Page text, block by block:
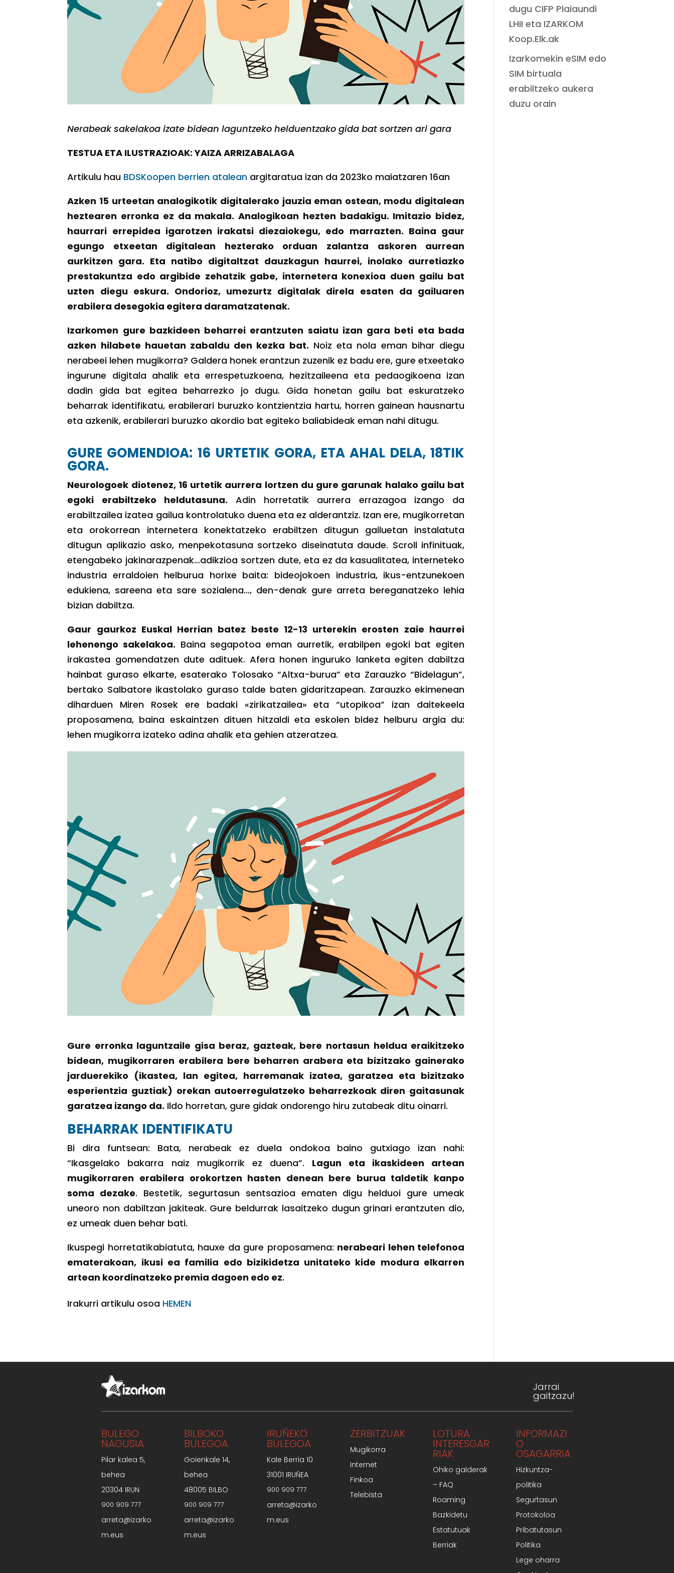
Nerabeak sakelakoa izate bidean laguntzeko helduentzako gida bat sortzen ari gara
TESTUA ETA ILUSTRAZIOAK: YAIZA ARRIZABALAGA
Artikulu hau BDSKoopen berrien atalean argitaratua izan da 2023ko maiatzaren 16an
Azken 15 urteetan analogikotik digitalerako jauzia eman ostean, modu digitalean
heztearen erronka ez da makala. Analogikoan hezten badakigu. Imitazio bidez,
haurrari errepidea igarotzen irakatsi diezaiokegu, edo marrazten. Baina gaur
egungo etxeetan digitalean hezterako orduan zalantza askoren aurrean
aurkitzen gara. Eta natibo digitaltzat dauzkagun haurrei, inolako aurretiazko
prestakuntza edo argibide zehatzik gabe, internetera konexioa duen gailu bat
uzten diegu eskura. Ondorioz, umezurtz digitalak direla esaten da gailuaren
erabilera desegokia egitera daramatzatenak.
Izarkomen gure bazkideen beharrei erantzuten saiatu izan gara beti eta bada
azken hilabete hauetan zabaldu den kezka bat. Noiz eta nola eman bihar diegu
nerabeei lehen mugikorra? Galdera honek erantzun zuzenik ez badu ere, gure etxeetako
ingurune digitala ahalik eta errespetuzkoena, hezitzaileena eta pedaogikoena izan
dadin gida bat egitea beharrezko jo dugu. Gida honetan gailu bat eskuratzeko
beharrak identifikatu, erabilerari buruzko kontzientzia hartu, horren gainean hausnartu
eta azkenik, erabilerari buruzko akordio bat egiteko baliabideak eman nahi ditugu.
GURE GOMENDIOA: 16 URTETIK GORA, ETA AHAL DELA, 18TIK
GORA.
Neurologoek diotenez, 16 urtetik aurrera lortzen du gure garunak halako gailu bat
egoki erabiltzeko heldutasuna. Adin horretatik aurrera errazagoa izango da
erabiltzailea izatea gailua kontrolatuko duena eta ez alderantziz. Izan ere, mugikorretan
eta orokorrean internetera konektatzeko erabiltzen ditugun gailuetan instalatuta
ditugun aplikazio asko, menpekotasuna sortzeko diseinatuta daude. Scroll infinituak,
etengabeko jakinarazpenak…adikzioa sortzen dute, eta ez da kasualitatea, interneteko
industria erraldoien helburua horixe baita: bideojokoen industria, ikus-entzunekoen
edukiena, sareena eta sare sozialena…, den-denak gure arreta bereganatzeko lehia
bizian dabiltza.
Gaur gaurkoz Euskal Herrian batez beste 12-13 urterekin erosten zaie haurrei
lehenengo sakelakoa. Baina segapotoa eman aurretik, erabilpen egoki bat egiten
irakastea gomendatzen dute adituek. Afera honen inguruko lanketa egiten dabiltza
hainbat guraso elkarte, esaterako Tolosako “Altxa-burua” eta Zarauzko “Bidelagun”,
bertako Salbatore ikastolako guraso talde baten gidaritzapean. Zarauzko ekimenean
diharduen Miren Rosek ere badaki «zirikatzailea» eta “utopikoa” izan daitekeela
proposamena, baina eskaintzen dituen hitzaldi eta eskolen bidez helburu argia du:
lehen mugikorra izateko adina ahalik eta gehien atzeratzea.
Gure erronka laguntzaile gisa beraz, gazteak, bere nortasun heldua eraikitzeko
bidean, mugikorraren erabilera bere beharren arabera eta bizitzako gainerako
jarduerekiko (ikastea, lan egitea, harremanak izatea, garatzea eta bizitzako
esperientzia guztiak) orekan autoerregulatzeko beharrezkoak diren gaitasunak
garatzea izango da. Ildo horretan, gure gidak ondorengo hiru zutabeak ditu oinarri.
BEHARRAK IDENTIFIKATU
Bi dira funtsean: Bata, nerabeak ez duela ondokoa baino gutxiago izan nahi:
“Ikasgelako bakarra naiz mugikorrik ez duena”. Lagun eta ikaskideen artean
mugikorraren erabilera orokortzen hasten denean bere burua taldetik kanpo
soma dezake. Bestetik, segurtasun sentsazioa ematen digu helduoi gure umeak
uneoro non dabiltzan jakiteak. Gure beldurrak lasaitzeko dugun grinari erantzuten dio,
ez umeak duen behar bati.
Ikuspegi horretatikabiatuta, hauxe da gure proposamena: nerabeari lehen telefonoa
ematerakoan, ikusi ea familia edo bizikidetza unitateko kide modura elkarren
artean koordinatzeko premia dagoen edo ez.
Irakurri artikulu osoa HEMEN
dugu CIFP Plaiaundi
LHII eta IZARKOM
Koop.Elk.ak
Izarkomekin eSIM edo
SIM birtuala
erabiltzeko aukera
duzu orain
Jarrai
gaitzazu!
BULEGO
NAGUSIA
Pilar kalea 5,
behea
20304 IRUN
900 909 777
arreta@izarko
m.eus
BILBOKO
BULEGOA
Goienkale 14,
behea
48005 BILBO
900 909 777
arreta@izarko
m.eus
IRUÑEKO
BULEGOA
Kale Berria 10
31001 IRUÑEA
900 909 777
arreta@izarko
m.eus
ZERBITZUAK
Mugikorra
Internet
Finkoa
Telebista
LOTURA
INTERESGAR
RIAK
Ohiko galderak
– FAQ
Roaming
Bazkidetu
Estatutuak
Berriak
INFORMAZI
O
OSAGARRIA
Hizkuntza-
politika
Segurtasun
Protokoloa
Pribatutasun
Politika
Lege oharra